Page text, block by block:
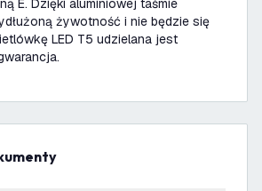
E. Dzięki aluminiowej taśmie
żywotność i nie będzie się
LED T5 udzielana jest